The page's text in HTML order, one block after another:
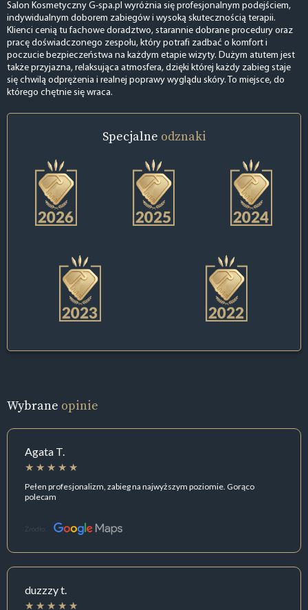
Salon Kosmetyczny G-spa.pl wyróżnia się profesjonalnym podejściem,
indywidualnym doborem zabiegów i wysoką skutecznością terapii.
Klienci cenią tu fachowe doradztwo, starannie dobrane procedury oraz
pracę doświadczonego zespołu, który potrafi zadbać o komfort i
poczucie bezpieczeństwa na każdym etapie wizyty. Dużym atutem jest
także przyjazna, relaksująca atmosfera, dzięki której każdy zabieg staje
się chwilą odprężenia i realnej poprawy wyglądu skóry. To miejsce, do
którego chętnie się wraca.
Specjalne odznaki
Wybrane opinie
Agata T.
Pełen profesjonalizm, zabieg na najwyższym poziomie. Gorąco
polecam
Źródło:
duzzzy t.